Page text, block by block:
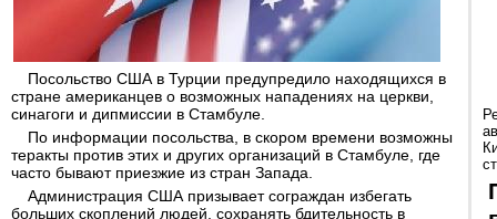
Посольство США в Турции предупредило находящихся в
стране американцев о возможных нападениях на церкви,
синагоги и дипмиссии в Стамбуле.
По информации посольства, в скором времени возможны
теракты против этих и других организаций в Стамбуле, где
часто бывают приезжие из стран Запада.
Администрация США призывает сограждан избегать
больших скоплений людей, сохранять бдительность в